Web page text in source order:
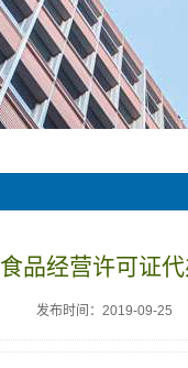
食品经营许可证
发布时间：2019-09-25